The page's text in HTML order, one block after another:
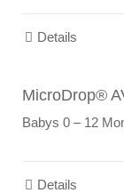
Details
MicroDrop®
Babys 0 – 12
Details